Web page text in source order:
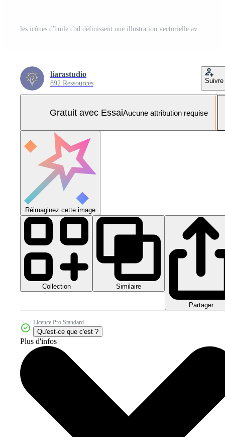
les icônes d'huile cbd définissent une illustration vectorielle avec un style de ligne d'icône solide. concept de goutte de cannabis de teinture. icône de trait modifiable sur fond isolé pour la conception Web, l'infographie et l'application mobile ui. Vecteur Pro et SVG Pro
liarastudio
892 Ressources Suivre
Gratuit avec EssaiAucune attribution requise
Réimaginez cette image
Collection Similaire
Partager
Licence Pro Standard
Qu'est-ce que c'est ?
Plus d'infos